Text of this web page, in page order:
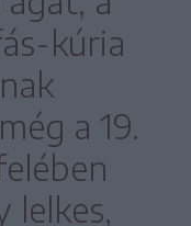
kúria
a 19.
lelkes,